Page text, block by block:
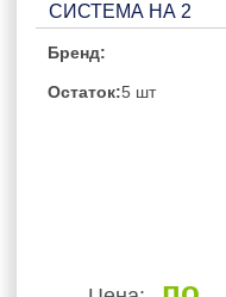
СИСТЕМА НА 2
PANASONIC CU-
2E15PBD/CS-
Бренд:
Остаток:5 шт